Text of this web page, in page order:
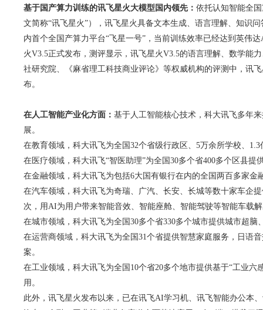
基于国产算力训练的讯飞星火大模型国内领先： 依托认知智能全
文简称“讯飞星火”），讯飞星火具备文本生成、语言理解、知识
内首个全国产算力平台“飞星一号”，当前训练效率已经达到英伟
火V3.5正式发布，测评显示，讯飞星火V3.5的语言理解、数学能
社研究院、《麻省理工科技商业评论》等权威机构的评测中，讯
布。
在人工智能产业化方面： 基于人工智能核心技术，科大讯飞多年
展。
在教育领域，科大讯飞为全国32个省级行政区、5万余所学校、
在医疗领域，科大讯飞“智医助理”为全国30多个省400多个区县
在金融领域，科大讯飞为包括6大国有银行在内的全国两百多家
在汽车领域，科大讯飞为奇瑞、广汽、长安、长城等数十家车企
次，用AI为用户带来智能音效、智能座舱、智能驾驶等智能车载
在城市领域，科大讯飞为全国30多个省330多个城市提供城市超
在运营商领域，科大讯飞为全国31个省提供智慧家庭服务，日语
案。
在工业领域，科大讯飞为全国10个省20多个地市提供基于“工业
用。
此外，讯飞星火发布以来，已在讯飞AI学习机、讯飞智能办公本